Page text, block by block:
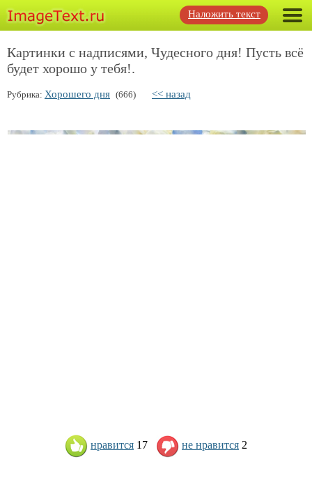
Наложить текст
Картинки с надписями, Чудесного дня! Пусть всё
будет хорошо у тебя!.
Рубрика: Хорошего дня (666) << назад
нравится 17 не нравится 2